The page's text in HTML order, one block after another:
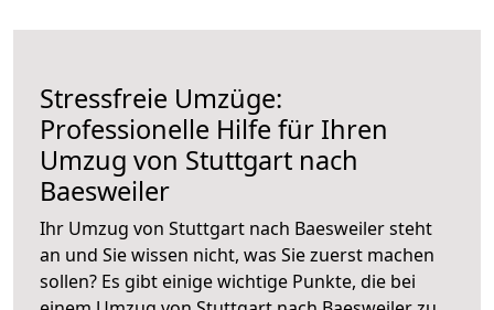
Stressfreie Umzüge:
Professionelle Hilfe für Ihren
Umzug von Stuttgart nach
Baesweiler
Ihr Umzug von Stuttgart nach Baesweiler steht
an und Sie wissen nicht, was Sie zuerst machen
sollen? Es gibt einige wichtige Punkte, die bei